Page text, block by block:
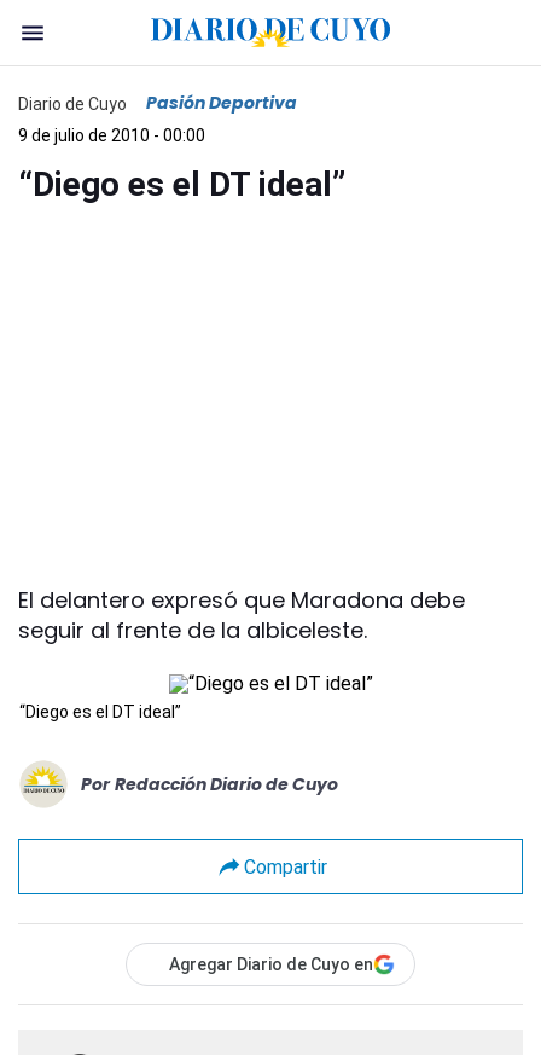
Diario de Cuyo Pasión Deportiva
9 de julio de 2010 - 00:00
“Diego es el DT ideal”
El delantero expresó que Maradona debe
seguir al frente de la albiceleste.
“Diego es el DT ideal”
Por Redacción Diario de Cuyo
Compartir
Agregar Diario de Cuyo en